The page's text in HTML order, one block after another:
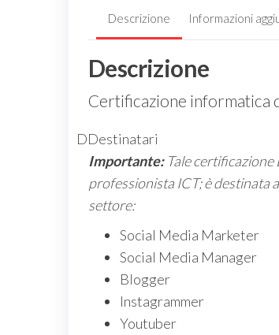
Descrizione Informazioni
Descrizione
Certificazione informatica
DDestinatari
Importante:Tale certificazione
professionista ICT; è destinata
settore:
Social Media Marketer
Social Media Manager
Blogger
Instagrammer
Youtuber